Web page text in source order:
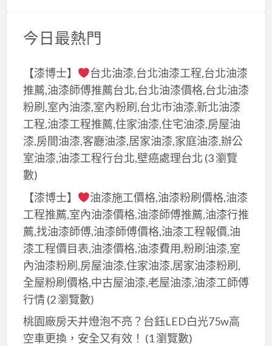
今日最熱門
【漆博士】
台北油漆,台北油漆工程,台北油漆
推薦,油漆師傅推薦台北,台北油漆價格,台北油漆
粉刷,室內油漆,室內粉刷,台北市油漆,新北油漆
工程,油漆工程推薦,住家油漆,住宅油漆,房屋油
漆,房間油漆,客廳油漆,居家油漆,家庭油漆,辦公
室油漆,油漆工程行台北,壁癌處理台北 (3 瀏覽
數)
【漆博士】
油漆施工價格,油漆粉刷價格,油漆
工程推薦,室內油漆價格,油漆師傅推薦,油漆行推
薦,找油漆師傅,油漆師傅價格,油漆工程報價,油
漆工程價目表,油漆價格,油漆費用,粉刷油漆,室
內油漆粉刷,房屋油漆,住家油漆,居家油漆粉刷,
全屋粉刷價格,中古屋油漆,老屋油漆,油漆工師傅
行情(2 瀏覽數)
桃園廠房天井燈泡不亮？台鈺LED白光75w高
空車更換，安全又有效！ (1 瀏覽數)